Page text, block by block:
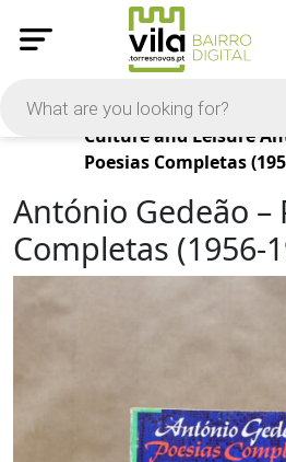
Products
Culture and Leisure
Poesias Completas
António Gedeão –
Completas (1956-